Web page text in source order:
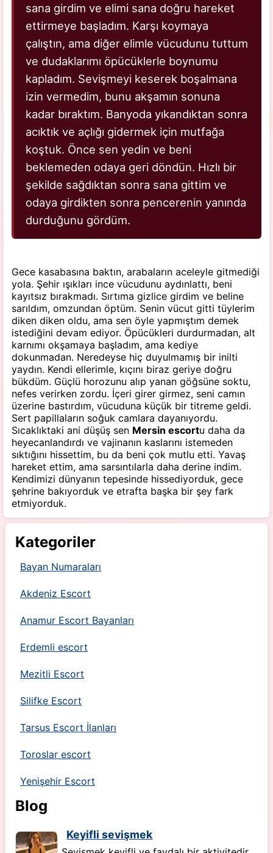
sana girdim ve elimi sana doğru hareket
ettirmeye başladım. Karşı koymaya
çalıştın, ama diğer elimle vücudunu tuttum
ve dudaklarımı öpücüklerle boynumu
kapladım. Sevişmeyi keserek boşalmana
izin vermedim, bunu akşamın sonuna
kadar bıraktım. Banyoda yıkandıktan sonra
acıktık ve açlığı gidermek için mutfağa
koştuk. Önce sen yedin ve beni
beklemeden odaya geri döndün. Hızlı bir
şekilde sağdıktan sonra sana gittim ve
odaya girdikten sonra pencerenin yanında
durduğunu gördüm.
Gece kasabasına baktın, arabaların aceleyle gitmediği
yola. Şehir ışıkları ince vücudunu aydınlattı, beni
kayıtsız bırakmadı. Sırtıma gizlice girdim ve beline
sarıldım, omzundan öptüm. Senin vücut gitti tüylerim
diken diken oldu, ama sen öyle yapmıştım demek
istediğini devam ediyor. Öpücükleri durdurmadan, alt
karnımı okşamaya başladım, ama kediye
dokunmadan. Neredeyse hiç duyulmamış bir inilti
yaydın. Kendi ellerimle, kıçını biraz geriye doğru
bükdüm. Güçlü horozunu alıp yanan göğsüne soktu,
nefes verirken zordu. İçeri girer girmez, seni camın
üzerine bastırdım, vücuduna küçük bir titreme geldi.
Sert papillaların soğuk camlara dayanıyordu.
Sıcaklıktaki ani düşüş sen Mersin escortu daha da
heyecanlandırdı ve vajinanın kaslarını istemeden
sıktığını hissettim, bu da beni çok mutlu etti. Yavaş
hareket ettim, ama sarsıntılarla daha derine indim.
Kendimizi dünyanın tepesinde hissediyorduk, gece
şehrine bakıyorduk ve etrafta başka bir şey fark
etmiyorduk.
Kategoriler
Bayan Numaraları
Akdeniz Escort
Anamur Escort Bayanları
Erdemli escort
Mezitli Escort
Silifke Escort
Tarsus Escort İlanları
Toroslar escort
Yenişehir Escort
Blog
Keyifli sevişmek